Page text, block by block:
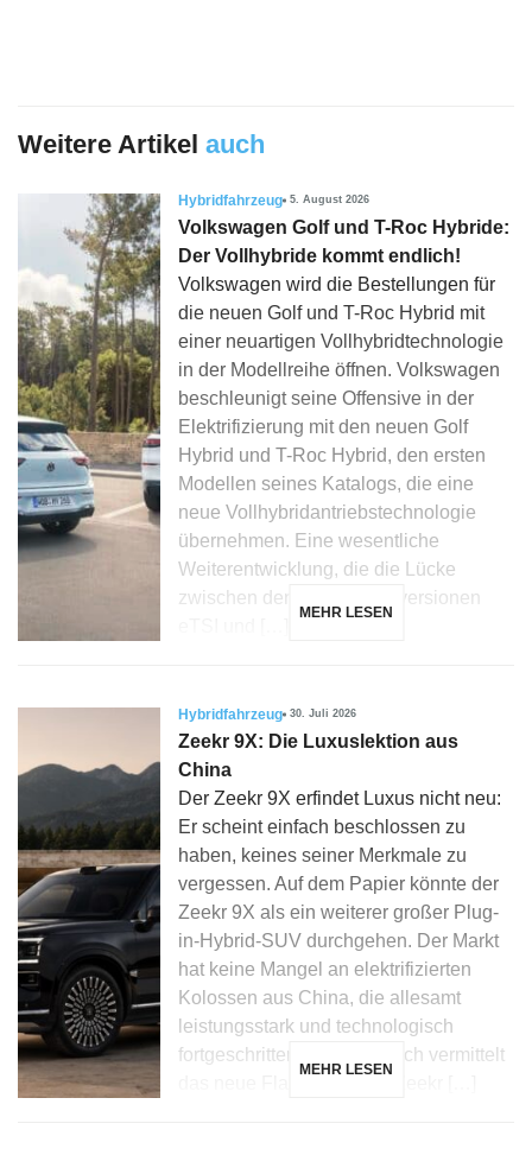
Weitere Artikel auch
Hybridfahrzeug 5. August 2026
Volkswagen Golf und T-Roc Hybride:
Der Vollhybride kommt endlich!
Volkswagen wird die Bestellungen für
die neuen Golf und T-Roc Hybrid mit
einer neuartigen Vollhybridtechnologie
in der Modellreihe öffnen. Volkswagen
beschleunigt seine Offensive in der
Elektrifizierung mit den neuen Golf
Hybrid und T-Roc Hybrid, den ersten
Modellen seines Katalogs, die eine
neue Vollhybridantriebstechnologie
übernehmen. Eine wesentliche
Weiterentwicklung, die die Lücke
zwischen den Mikrohybridversionen
MEHR LESEN
Hybridfahrzeug 30. Juli 2026
Zeekr 9X: Die Luxuslektion aus
China
Der Zeekr 9X erfindet Luxus nicht neu:
Er scheint einfach beschlossen zu
haben, keines seiner Merkmale zu
vergessen. Auf dem Papier könnte der
Zeekr 9X als ein weiterer großer Plug-
in-Hybrid-SUV durchgehen. Der Markt
hat keine Mangel an elektrifizierten
Kolossen aus China, die allesamt
leistungsstark und technologisch
fortgeschritten sind. Dennoch vermittelt
MEHR LESEN